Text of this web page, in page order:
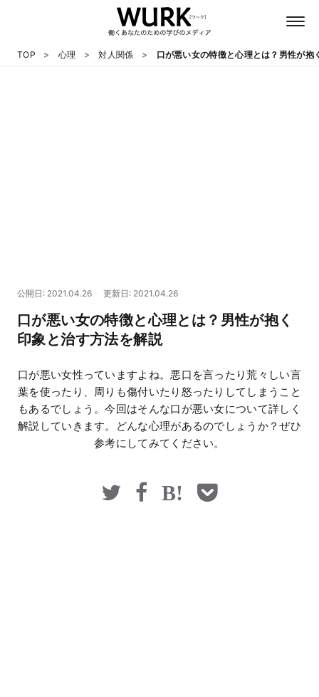
マネー
TOP 心理 対人関係 口が悪い女の特徴と心理とは？男性が抱
公開日: 2021.04.26 更新日: 2021.04.26
口が悪い女の特徴と心理とは？男性が抱く
印象と治す方法を解説
口が悪い女性っていますよね。悪口を言ったり荒々しい言
葉を使ったり、周りも傷付いたり怒ったりしてしまうこと
もあるでしょう。今回はそんな口が悪い女について詳しく
解説していきます。どんな心理があるのでしょうか？ぜひ
参考にしてみてください。